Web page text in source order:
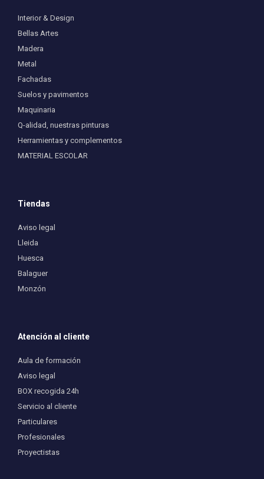
Interior & Design
Bellas Artes
Madera
Metal
Fachadas
Suelos y pavimentos
Maquinaria
Q-alidad, nuestras pinturas
Herramientas y complementos
MATERIAL ESCOLAR
Tiendas
Aviso legal
Lleida
Huesca
Balaguer
Monzón
Atención al cliente
Aula de formación
Aviso legal
BOX recogida 24h
Servicio al cliente
Particulares
Profesionales
Proyectistas